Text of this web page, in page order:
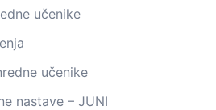
učenike
učenike
nastave – JUNI